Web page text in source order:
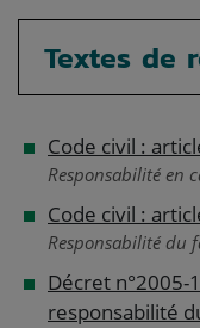
Textes de
Code civil :
Responsabilité en
Code civil :
Responsabilité du
Décret
responsabilité